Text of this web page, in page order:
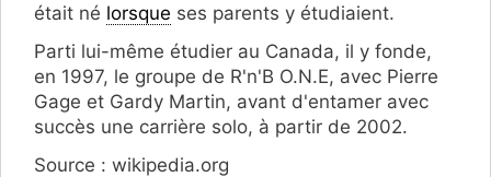
était né lorsque ses parents y étudiaient.
Parti lui-même étudier au Canada, il y fonde,
en 1997, le groupe de R'n'B O.N.E, avec Pierre
Gage et Gardy Martin, avant d'entamer avec
succès une carrière solo, à partir de 2002.
Source : wikipedia.org